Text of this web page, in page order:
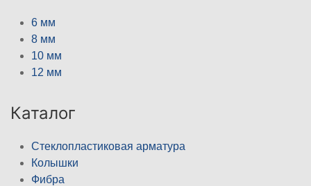
6 мм
8 мм
10 мм
12 мм
Каталог
Стеклопластиковая арматура
Колышки
Фибра